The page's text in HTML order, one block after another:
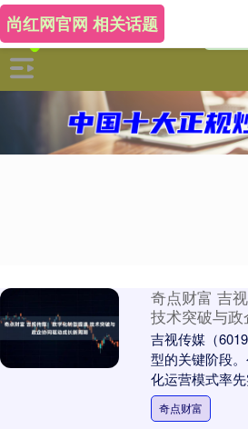
尚红网官网 相关话题
奇点财富 吉
技术突破与
吉视传媒（
型的关键阶段
化运营模式率
政企数字化服务
奇点财富